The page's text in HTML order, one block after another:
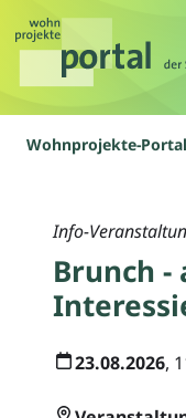
Wohnprojekte-Portal
Info-
Brunch -
23.08.2026,